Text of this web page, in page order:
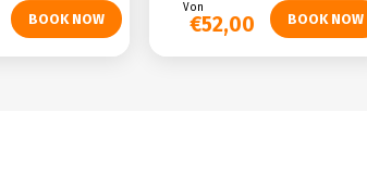
Von
€52,00